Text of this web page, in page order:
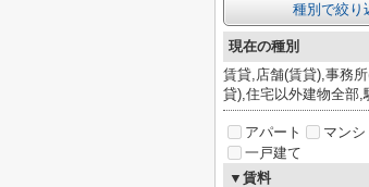
種別で絞り
現在の種別
賃貸,店舗(賃貸),事務
貸),住宅以外建物全部,
アパート
マンシ
一戸建て
▼賃料